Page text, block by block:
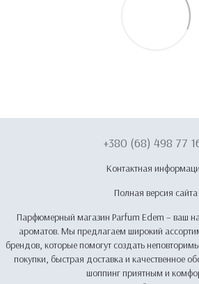
+380 (68) 498 77
Контактная
Полная версия сайта
Парфюмерный магазин Parfum Edem – ваш
ароматов. Мы предлагаем широкий
брендов, которые помогут создать
покупки, быстрая доставка и качественное
шоппинг приятным и